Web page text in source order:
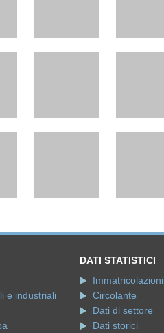
e industriali
DATI STATISTICI
Immatricolazioni
Circolante
Dati di settore
Dati storici